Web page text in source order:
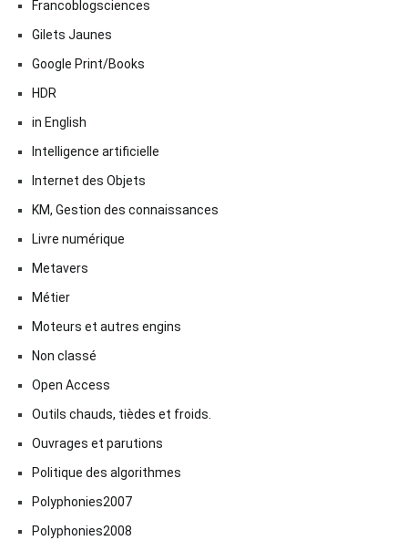
Francoblogsciences
Gilets Jaunes
Google Print/Books
HDR
in English
Intelligence artificielle
Internet des Objets
KM, Gestion des connaissances
Livre numérique
Metavers
Métier
Moteurs et autres engins
Non classé
Open Access
Outils chauds, tièdes et froids.
Ouvrages et parutions
Politique des algorithmes
Polyphonies2007
Polyphonies2008